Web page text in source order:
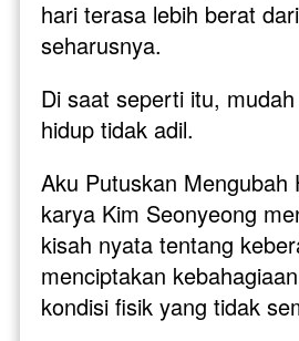
hari terasa lebih berat
seharusnya.
Di saat seperti itu,
hidup tidak adil.
Aku Putuskan Mengubah
karya Kim Seonyeong
kisah nyata tentang
menciptakan
kondisi fisik yang tidak